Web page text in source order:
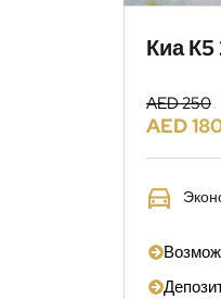
Киа
AED 250
AED